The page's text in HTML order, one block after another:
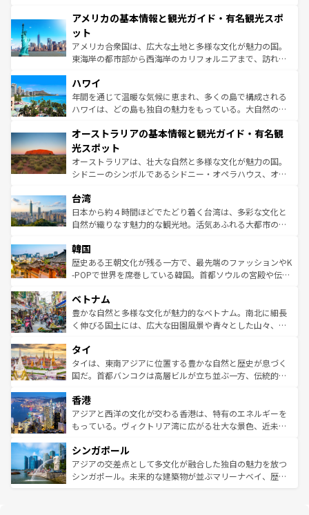
ンツ一覧を参照してほしい。
の建物がそのまま残る町や、スイスならではのユニークな
博物館もあり、アルプス観光だけでなく町歩きも満喫する
ことができる。国民の所得が高いため物価も高いが、旅行
者向けの交通パス提供のサービスもあり、うまく活用すれ
着のスイス情報は
アメリカの基本情報と観光ガイド・有名観光スポ
ット
アメリカ合衆国は、広大な土地と多様な文化が魅力の国。
東海岸の都市部から西海岸のカリフォルニアまで、訪れる
のような巨大都市は、観光、ショッピング、エンターテイ
ンメントが詰まった刺激的なスポットだ。一方、アメリカ
西部には大自然が広がり、グランドキャニオンやイエロー
部のニューオーリンズでは、音楽と美食が融合した独特の
文化が魅力。旅行者はアメリカの各地域で異なる魅力を楽
しみながら、その多様性と豊かな歴史を感じることができ
るだろう。車でのロードトリップや列車の旅も、アメリカ
情報は
ハワイ
年間を通じて温暖な気候に恵まれ、多くの島で構成される
ハワイは、どの島も独自の魅力をもっている。大自然の神
ワイ島は見逃せない。また、定番の観光地といえばオアフ
島だが、静かな自然を求めるならマウイ島やカウアイ島が
おすすめ。エメラルドグリーンに輝く海をはじめ、豊かな
文化や歴史が息づいている。「アロハスピリット」と呼ば
人々、おいしいローカルフードやハワイアンミュージッ
ク、伝統的なフラダンスなど、すべてがハワイの魅力を彩
っている。訪れるたびに新しい発見と感動が待っているハ
はコンテンツ一覧
オーストラリアの基本情報と観光ガイド・有名観
光スポット
オーストラリアは、壮大な自然と多様な文化が魅力の国。
シドニーのシンボルであるシドニー・オペラハウス、オー
リアリーフや大陸中央部にそびえるウルル（エアーズロッ
ク）、タスマニアの美しい原生林やケアンズの熱帯雨林な
ど、見どころがたくさん。また、カフェやワイン、オージ
いる。アクティビティも充実しており、サーフィンやダイ
ビング、ハイキングなど、アウトドア好きにはたまらな
い。オーストラリアの多彩な魅力を存分に味わいつくそ
参照してほしい。
台湾
日本から約４時間ほどでたどり着く台湾は、多彩な文化と
自然が織りなす魅力的な観光地。活気あふれる大都市の台
ン）、静ひつな山岳地帯である台湾東部など、都市の喧騒
と山間の静けさが共存しており、訪れる人に新しい発見と
驚きをもたらしてくれる。また、奥深い台湾の食文化も魅
容にもいいと評判のスイーツなど、バラエティ豊かな料理
が味わえる。 なお、新着の台湾情報は コンテンツ一覧を参
照してほしい。
韓国
歴史ある王朝文化が残る一方で、最先端のファッションやK
-POPで世界を席巻している韓国。首都ソウルの宮殿や伝統
き、地方に足を延ばせば四季折々の自然美を楽しむことが
できる。そして、キムチや焼肉、絶品のストリートフード
まで、さまざまな韓国料理が待っている。夜には、韓国な
リティに包まれながら、韓国の多彩な魅力を心ゆくまで味
わってみてほしい。 なお、新着の韓国情報はコンテンツ一
覧を参照してほしい。
ベトナム
豊かな自然と多様な文化が魅力的なベトナム。南北に細長
く伸びる国土には、広大な田園風景や青々とした山々、世
急速な発展と共に伝統が息づく。ハノイの古い町並みやホ
ーチミン市のフランス統治時代の建物も、独特の雰囲気を
醸し出している。また、バラエティの豊かさとおいしさで
とつ。フォーやバインミー、ベトナムコーヒーなどは、ぜ
ひ現地で味わいたい。どの地域を訪れてもあたたかい人々
が旅行者を迎えてくれるので、きっと忘れられない旅にな
参照してほしい。
タイ
タイは、東南アジアに位置する豊かな自然と歴史が息づく
国だ。首都バンコクは高層ビルが立ち並ぶ一方、伝統的な
の活気が交差している。北部ではチェンマイなどの山岳地
帯で自然と触れ合い、南部ではプーケットやクラビの美し
いビーチでリゾート気分を楽しむことができる。タイ料理
激する。気候は一年中温暖で、どの季節にも異なる楽しみ
が待っている。親しみやすいタイの人々、仏教を中心とし
た文化、そして多様な観光資源が、訪れる旅人を魅了し続
香港
アジアと西洋の文化が交わる香港は、特有のエネルギーを
もっている。ヴィクトリア湾に広がる壮大な景色、近未来
み、どこを訪れても感動するはず。観光スポットが密集し
ており、効率よく見どころを回れるのも魅力。息をのむよ
うな絶景から文化的な体験まで、香港を存分に楽しみ尽く
シンガポール
アジアの交差点として多文化が融合した独自の魅力を放つ
シンガポール。未来的な建築物が並ぶマリーナベイ、歴史